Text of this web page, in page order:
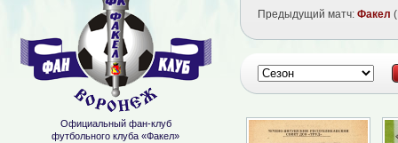
Предыдущий матч: Факел
Официальный фан-клуб
футбольного клуба «Факел»